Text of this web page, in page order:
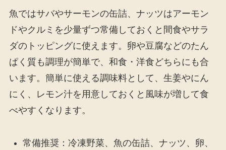
魚ではサバやサーモンの缶詰、ナッツはアーモン
ドやクルミを少量ずつ常備しておくと間食やサラ
ダのトッピングに使えます。卵や豆腐などのたん
ぱく質も調理が簡単で、和食・洋食どちらにも合
います。簡単に使える調味料として、生姜やにん
にく、レモン汁を用意しておくと風味が増して食
べやすくなります。
常備推奨：冷凍野菜、魚の缶詰、ナッツ、卵、